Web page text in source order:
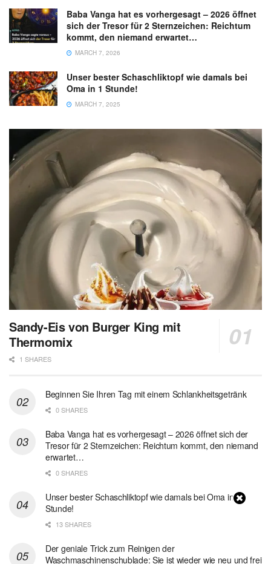
Baba Vanga hat es vorhergesagt – 2026 öffnet
sich der Tresor für 2 Sternzeichen: Reichtum
kommt, den niemand erwartet…
MARCH 7, 2026
Unser bester Schaschliktopf wie damals bei
Oma in 1 Stunde!
MARCH 7, 2025
Sandy-Eis von Burger King mit
Thermomix
1 SHARES
Beginnen Sie Ihren Tag mit einem Schlankheitsgetränk
0 SHARES
Baba Vanga hat es vorhergesagt – 2026 öffnet sich der
Tresor für 2 Sternzeichen: Reichtum kommt, den niemand
erwartet…
0 SHARES
Unser bester Schaschliktopf wie damals bei Oma in 1
Stunde!
13 SHARES
Der geniale Trick zum Reinigen der
Waschmaschinenschublade: Sie ist wieder wie neu und frei